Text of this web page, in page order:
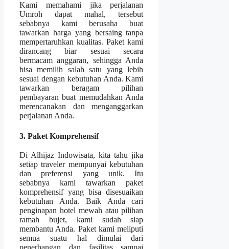
Kami memahami jika perjalanan
Umroh dapat mahal, tersebut
sebabnya kami berusaha buat
tawarkan harga yang bersaing tanpa
mempertaruhkan kualitas. Paket kami
dirancang biar sesuai secara
bermacam anggaran, sehingga Anda
bisa memilih salah satu yang lebih
sesuai dengan kebutuhan Anda. Kami
tawarkan beragam pilihan
pembayaran buat memudahkan Anda
merencanakan dan menganggarkan
perjalanan Anda.
3. Paket Komprehensif
Di Alhijaz Indowisata, kita tahu jika
setiap traveler mempunyai kebutuhan
dan preferensi yang unik. Itu
sebabnya kami tawarkan paket
komprehensif yang bisa disesuaikan
kebutuhan Anda. Baik Anda cari
penginapan hotel mewah atau pilihan
ramah bujet, kami sudah siap
membantu Anda. Paket kami meliputi
semua suatu hal dimulai dari